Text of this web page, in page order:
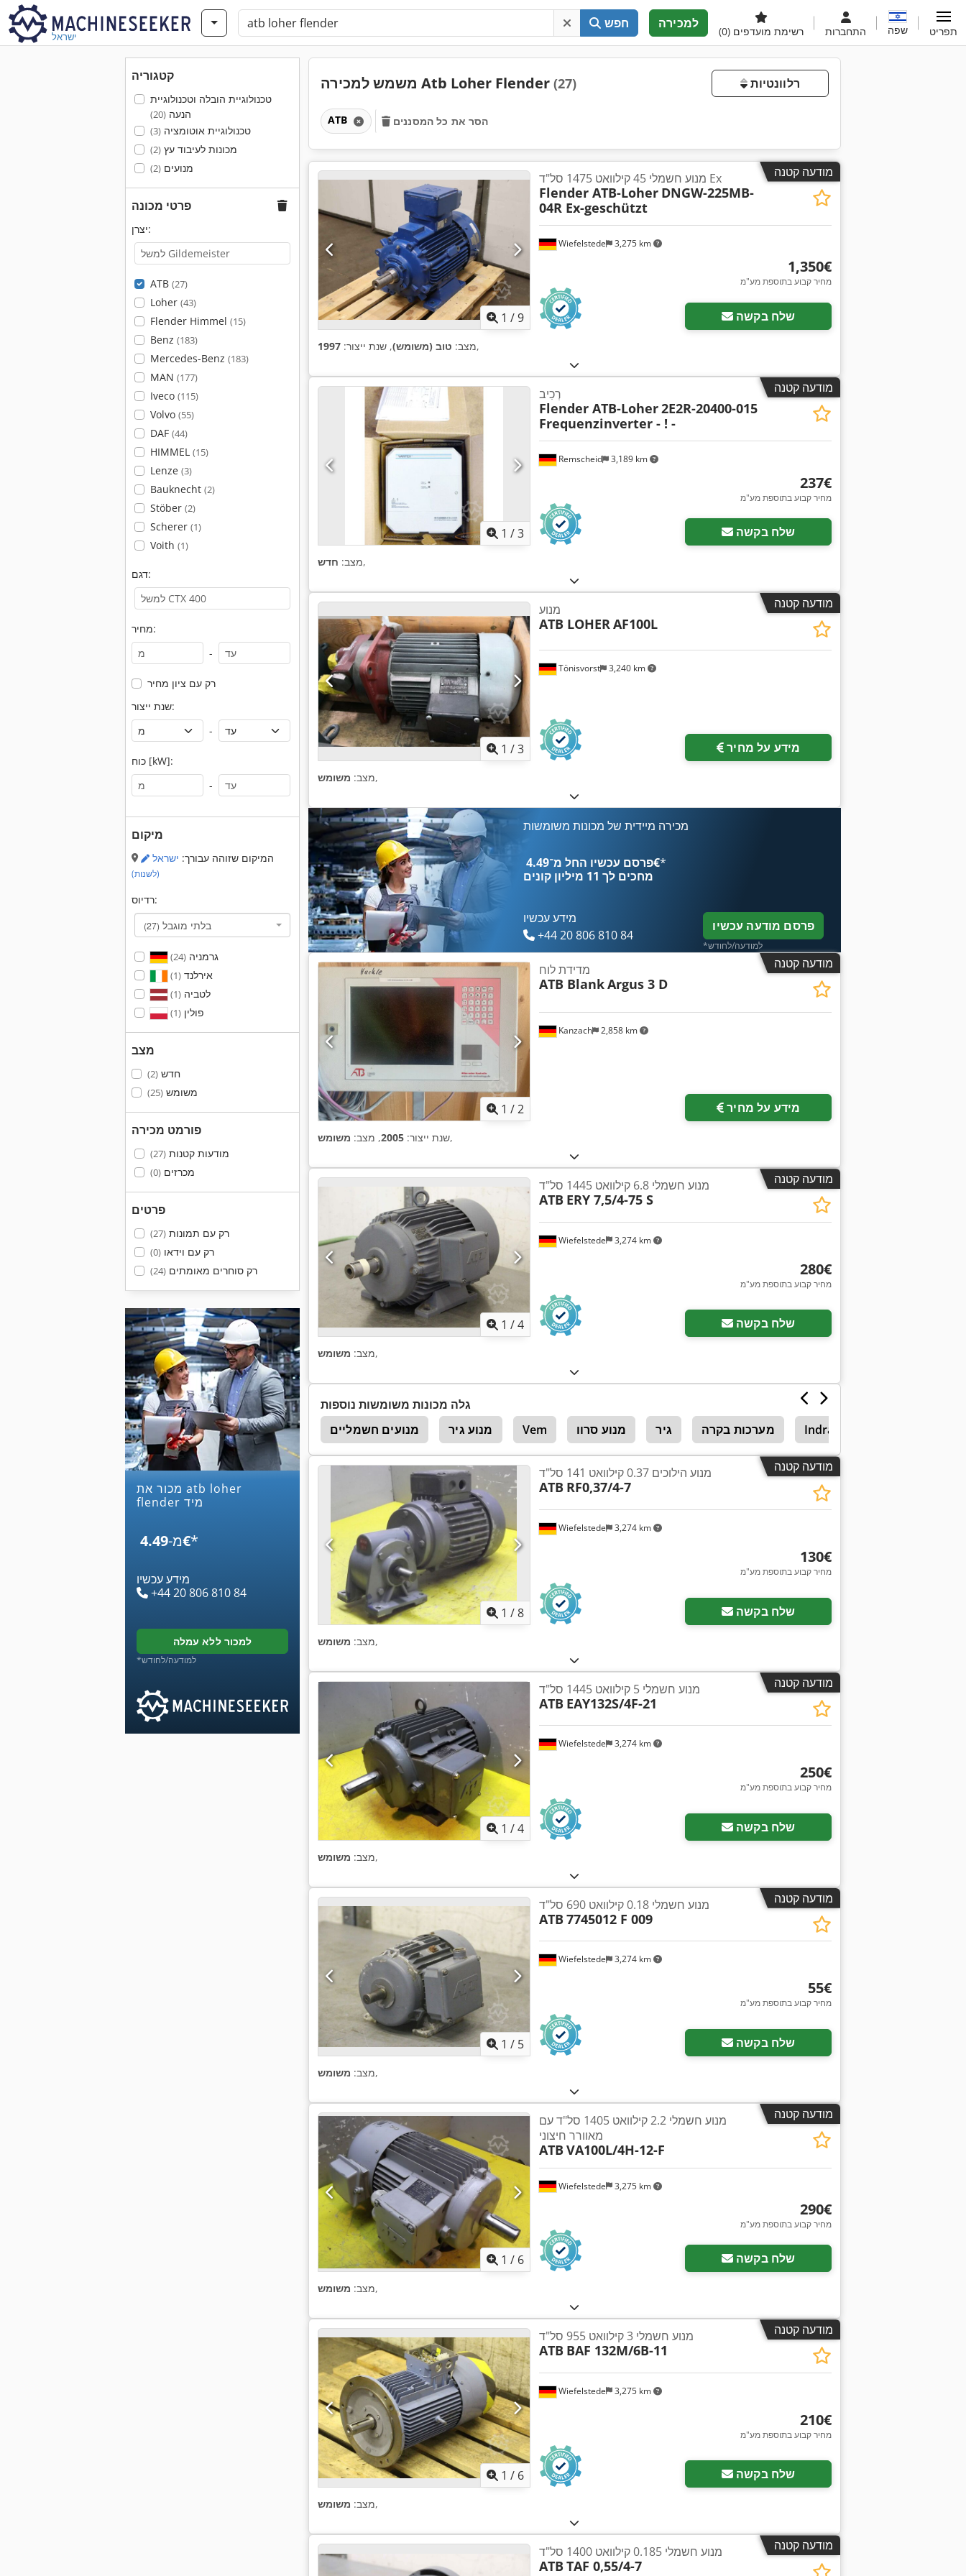
ישראל
חפש למכירה
רשימת מועדפים (0) התחברות שפה תפריט
קטגוריה
טכנולוגיית הובלה וטכנולוגיית
הנעה(20)
טכנולוגיית אוטומציה(3)
מכונות לעיבוד עץ(2)
מנועים(2)
פרטי מכונה
יצרן:
ATB (27)
Loher (43)
Flender Himmel (15)
Benz (183)
Mercedes-Benz (183)
MAN (177)
Iveco (115)
Volvo (55)
DAF (44)
HIMMEL (15)
Lenze (3)
Bauknecht (2)
Stöber (2)
Scherer (1)
Voith (1)
דגם:
מחיר:
-
רק עם ציון מחיר
שנת ייצור:
-
כוח [kW]:
-
מיקום
המיקום שזוהה עבורך: ישראל
(לשנות)
רדיוס:
בלתי מוגבל (27)
גרמניה(24)
אירלנד(1)
לטביה(1)
פולין(1)
מצב
חדש(2)
משומש(25)
פורמט מכירה
מודעות קטנות(27)
מכרזים(0)
פרטים
רק עם תמונות(27)
רק עם וידאו(0)
רק סוחרים מאומתים(24)
מכור את atb loher
flender מיד
מ-‏4.49 ‏€*
מידע עכשיו
+44 20 806 810 84
למכור ללא עמלה
*למודעה/לחודש
משמש למכירה Atb Loher Flender (27) רלוונטיות
ATB הסר את כל המסננים
מודעה קטנה
1 /9
Wiefelstede 3,275 km
מנוע חשמלי 45 קילוואט 1475 סל"ד Ex
Flender ATB-Loher DNGW-225MB-
04R Ex-geschützt
‏1,350 ‏€
מחיר קבוע בתוספת מע"מ
שלח בקשה
מצב: טוב (משומש), שנת ייצור: 1997 ,
מודעה קטנה
1 /3
Remscheid 3,189 km
רְכִיב
Flender ATB-Loher2E2R-20400-015
Frequenzinverter - ! -
‏237 ‏€
מחיר קבוע בתוספת מע"מ
שלח בקשה
מצב: חדש ,
מודעה קטנה
1 /3
Tönisvorst 3,240 km
מנוע
ATB LOHERAF100L
מידע על מחיר
מצב: משומש ,
מכירה מיידית של מכונות משומשות
פרסם עכשיו החל מ־‏4.49 ‏€*
מחכים לך 11 מיליון קונים
מידע עכשיו
+44 20 806 810 84
פרסם מודעה עכשיו
*למודעה/לחודש
מודעה קטנה
1 /2
Kanzach 2,858 km
מדידת לוח
ATB BlankArgus 3 D
מידע על מחיר
שנת ייצור: 2005, מצב: משומש ,
מודעה קטנה
1 /4
Wiefelstede 3,274 km
מנוע חשמלי 6.8 קילוואט 1445 סל"ד
ATB ERY 7,5/4-75 S
‏280 ‏€
מחיר קבוע בתוספת מע"מ
שלח בקשה
מצב: משומש ,
גלה מכונות משומשות נוספות
מנועים חשמליים
מנוע גיר Vem מנוע סרוו גיר מערכות בקרה Indramat אלקטרוניקה Heidenhain
מודעה קטנה
1 /8
Wiefelstede 3,274 km
מנוע הילוכים 0.37 קילוואט 141 סל"ד
ATB RF0,37/4-7
‏130 ‏€
מחיר קבוע בתוספת מע"מ
שלח בקשה
מצב: משומש ,
מודעה קטנה
1 /4
Wiefelstede 3,274 km
מנוע חשמלי 5 קילוואט 1445 סל"ד
ATB EAY132S/4F-21
‏250 ‏€
מחיר קבוע בתוספת מע"מ
שלח בקשה
מצב: משומש ,
מודעה קטנה
1 / 5
Wiefelstede 3,274 km
מנוע חשמלי 0.18 קילוואט 690 סל"ד
ATB 7745012 F 009
‏55 ‏€
מחיר קבוע בתוספת מע"מ
שלח בקשה
מצב: משומש ,
מודעה קטנה
1 / 6
Wiefelstede 3,275 km
מנוע חשמלי 2.2 קילוואט 1405 סל"ד עם
מאוורר חיצוני
ATB VA100L/4H-12-F
‏290 ‏€
מחיר קבוע בתוספת מע"מ
שלח בקשה
מצב: משומש ,
מודעה קטנה
1 / 6
Wiefelstede 3,275 km
מנוע חשמלי 3 קילוואט 955 סל"ד
ATB BAF 132M/6B-11
‏210 ‏€
מחיר קבוע בתוספת מע"מ
שלח בקשה
מצב: משומש ,
מודעה קטנה מנוע חשמלי 0.185 קילוואט 1400 סל"ד
ATB TAF 0,55/4-7